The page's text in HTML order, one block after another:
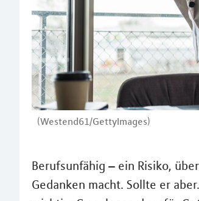
(Westend61/GettyImages)
Berufsunfähig – ein Risiko,
Gedanken macht. Sollte er